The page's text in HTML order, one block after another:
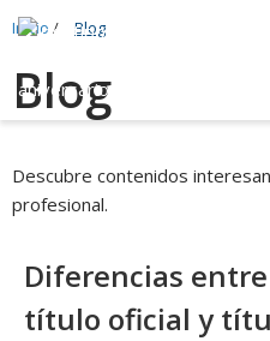
al
contenido
Inicio / Blog
Blog
Descubre contenidos
profesional.
Diferencias
título oficial y